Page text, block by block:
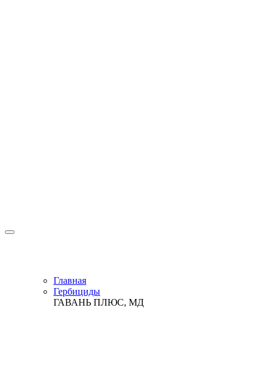
Главная
Гербициды
ГАВАНЬ ПЛЮС, МД